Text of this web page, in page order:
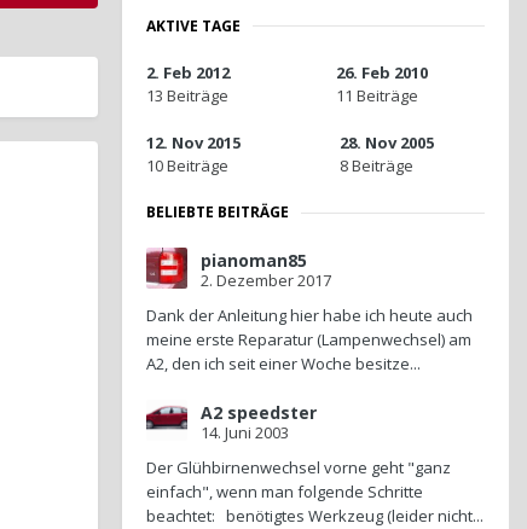
AKTIVE TAGE
2. Feb 2012
13 Beiträge
26. Feb 2010
11 Beiträge
12. Nov 2015
10 Beiträge
28. Nov 2005
8 Beiträge
BELIEBTE BEITRÄGE
pianoman85
2. Dezember 2017
Dank der Anleitung hier habe ich heute auch
meine erste Reparatur (Lampenwechsel) am
A2, den ich seit einer Woche besitze...
A2 speedster
14. Juni 2003
Der Glühbirnenwechsel vorne geht "ganz
einfach", wenn man folgende Schritte
beachtet: benötigtes Werkzeug (leider nicht...